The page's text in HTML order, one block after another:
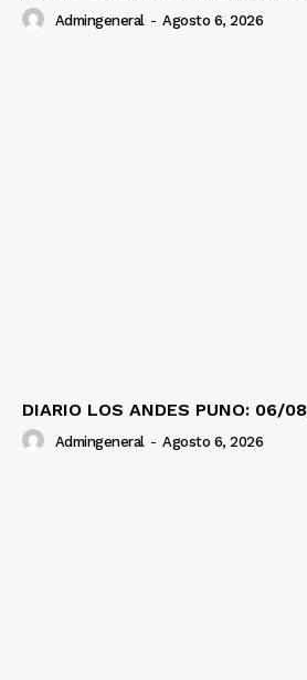
Admingeneral - Agosto 6, 2026
DIARIO LOS ANDES PUNO: 06/
Admingeneral - Agosto 6, 2026